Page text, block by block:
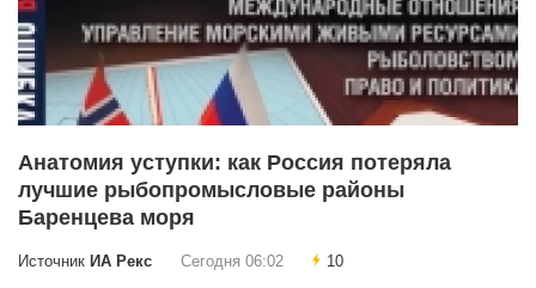
Анатомия уступки: как Россия потеряла
лучшие рыбопромысловые районы
Баренцева моря
Источник ИА Рекс Сегодня 06:02 10